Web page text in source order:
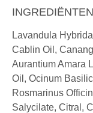
INGREDIËNTEN
Lavandula
Cablin Oil,
Aurantium Amara
Oil, Ocinum
Rosmarinus
Salycilate, Citral,